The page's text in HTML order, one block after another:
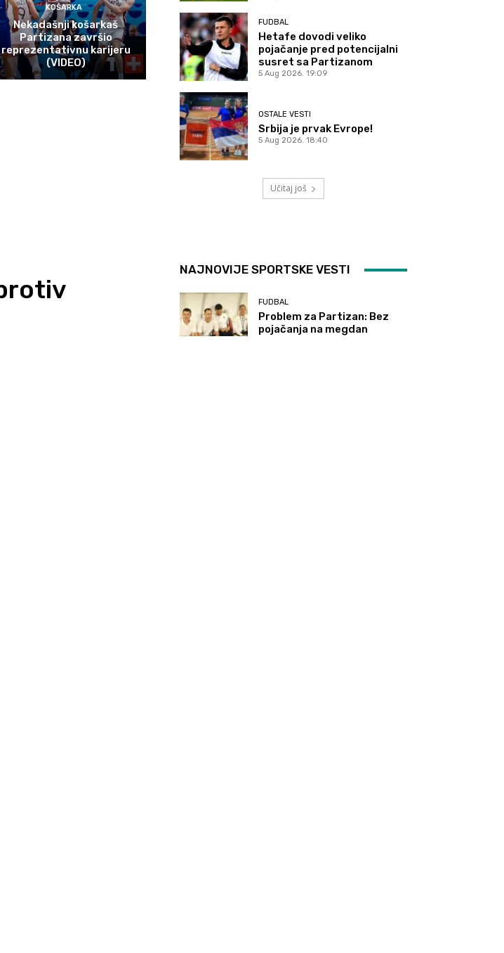
KOŠARKA
Nekadašnji košarkaš
Partizana završio
reprezentativnu karijeru
(VIDEO)
FUDBAL
Hetafe dovodi veliko
pojačanje pred potencijalni
susret sa Partizanom
5 Aug 2026. 19:09
OSTALE VESTI
Srbija je prvak Evrope!
5 Aug 2026. 18:40
Učitaj još